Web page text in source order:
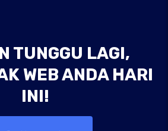
TUNGGU LAGI,
WEB ANDA HARI
INI!